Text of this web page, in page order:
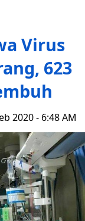
Virus
623
2020 - 6:48 AM